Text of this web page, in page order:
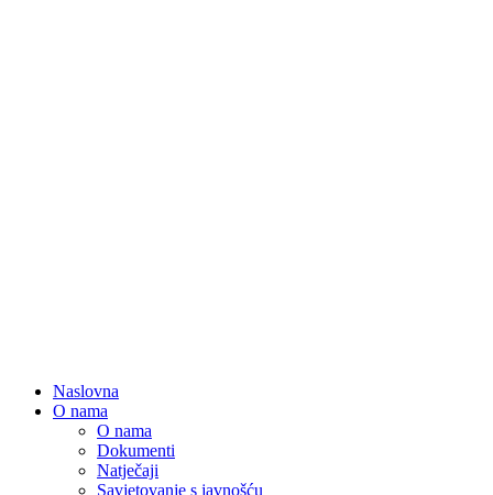
Naslovna
O nama
O nama
Dokumenti
Natječaji
Savjetovanje s javnošću